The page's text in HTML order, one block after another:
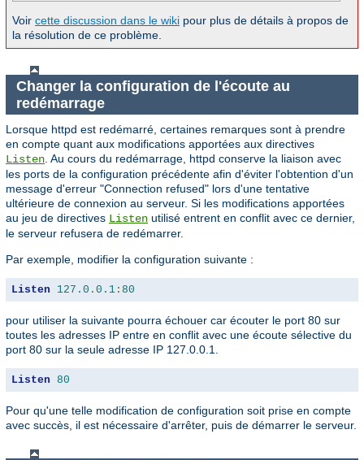
Voir cette discussion dans le wiki pour plus de détails à propos de
la résolution de ce problème.
Changer la configuration de l'écoute au
redémarrage
Lorsque httpd est redémarré, certaines remarques sont à prendre
en compte quant aux modifications apportées aux directives
Listen. Au cours du redémarrage, httpd conserve la liaison avec
les ports de la configuration précédente afin d'éviter l'obtention d'un
message d'erreur "Connection refused" lors d'une tentative
ultérieure de connexion au serveur. Si les modifications apportées
au jeu de directives Listen utilisé entrent en conflit avec ce dernier,
le serveur refusera de redémarrer.
Par exemple, modifier la configuration suivante :
Listen 127.0 . 0.1 : 80
pour utiliser la suivante pourra échouer car écouter le port 80 sur
toutes les adresses IP entre en conflit avec une écoute sélective du
port 80 sur la seule adresse IP 127.0.0.1.
Listen 80
Pour qu'une telle modification de configuration soit prise en compte
avec succès, il est nécessaire d'arrêter, puis de démarrer le serveur.